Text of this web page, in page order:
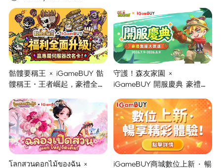
骷髏要稱王 × iGameBUY 骷
髏稱王・王者崛起，豪禮全面
守護！森友家園 ×
iGameBUY 開服慶典 豪禮集
โลกสวนดอกไม้ของฉัน × iGameBUY商城數位上新 · 暢